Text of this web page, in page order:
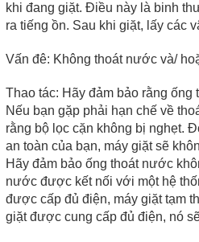
khi đang giặt. Điều này là binh
ra tiếng ồn. Sau khi giặt, lấy các
Vấn đê: Không thoát nước và/
Thao tác: Hãy đảm bảo rằng
Nếu bạn gặp phải hạn chế về
rằng bộ lọc cặn không bị nghẹt.
an toàn của bạn, máy giặt sẽ
Hãy đảm bảo ống thoát nước
nước được kết nối với một hệ
được cấp đủ điện, máy giặt tạm
giặt được cung cấp đủ điện, nó